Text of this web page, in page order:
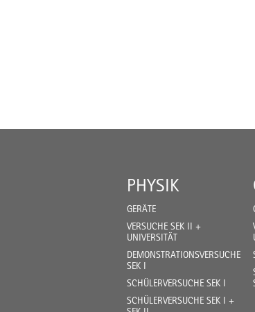
PHYSIK
GERÄTE
VERSUCHE SEK II +
UNIVERSITÄT
DEMONSTRATIONSVERSUCHE
SEK I
SCHÜLERVERSUCHE SEK I
SCHÜLERVERSUCHE SEK I +